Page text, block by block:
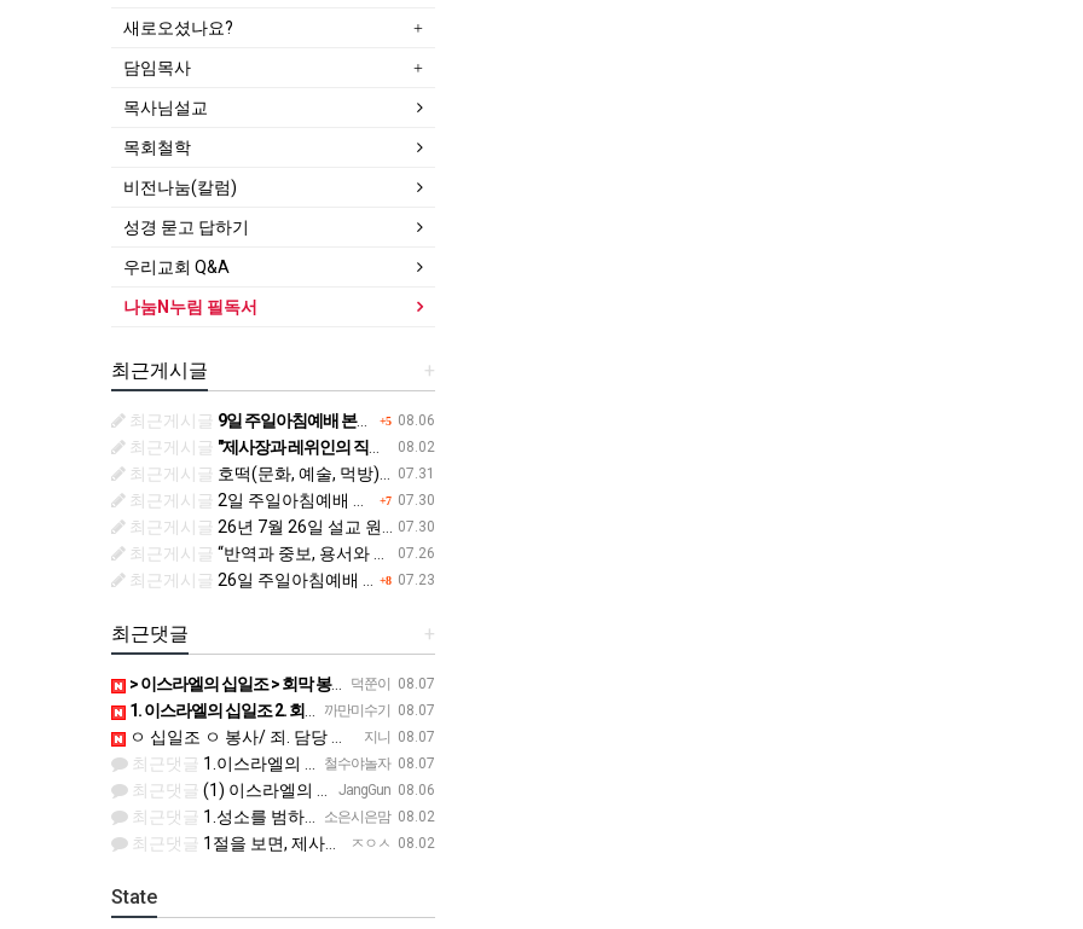
새로오셨나요?
담임목사
목사님설교
목회철학
비전나눔(칼럼)
성경 묻고 답하기
우리교회 Q&A
나눔N누림 필독서
+
최근게시글
+5 08.06
최근게시글 9일 주일아침예배 본문 및 안내입니다.
08.02
최근게시글 "제사장과 레위인의 직무와 기업” (민수기 18:1-20)
07.31
최근게시글 호떡(문화, 예술, 먹방)MSG - 7월 우리들의 이야기
+7 07.30
최근게시글 2일 주일아침예배 본문 및 안내입니다.
07.30
최근게시글 26년 7월 26일 설교 원고입니다.
07.26
최근게시글 “반역과 중보, 용서와 결과” (민수기 14:11-23)
+8 07.23
최근게시글 26일 주일아침예배 본문 및 안내입니다.
+
최근댓글
덕쭌이 08.07
> 이스라엘의 십일조 > 회막 봉사와자신들의 죄 > 십일조의 십일조 > 가장 좋은 부분 > 성물을 더럽히지 …
까만미수기 08.07
1. 이스라엘의 십일조 2. 회막에서 봉사하며 자기들의 죄를 담당 3. 열째 몫. 십일조의 십일조 4. 받은…
지니 08.07
ㅇ 십일조 ㅇ 봉사/ 죄. 담당 ㅇ 십의십일조를 저제물로 드림 ㅇ 흠 없고 아름다운것 ㅇ 죄 / 죽음
철수야놀자 08.07
최근댓글 1.이스라엘의 십일조 2. 봉사. 죄를 담당 3.십일조 4 흠 없이 좋은 것 5.죄. 죽음
JangGun 08.06
최근댓글 (1) 이스라엘의 십일조 (2) 죄를 담당 (3) 십일조의 십일조 (4) 가장 아름다운 것 (5) 성물을 더…
소은시은맘 08.02
최근댓글 1.성소를 범하는 죄 /사제직을 잘못 수행한죄 2.진노가 다시는 이스라엘 자손에게 미치지 않는다. 3.모든 …
ㅈㅇㅅ 08.02
최근댓글 1절을 보면, 제사장 가문인 아론 가문은 어떠한 죄에 대하여 책임을 져야 했습니까? 공동번역으로 살펴보세요.…
State